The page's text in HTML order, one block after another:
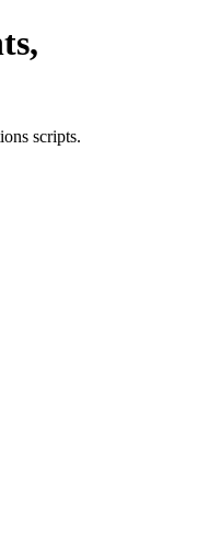
scripts.